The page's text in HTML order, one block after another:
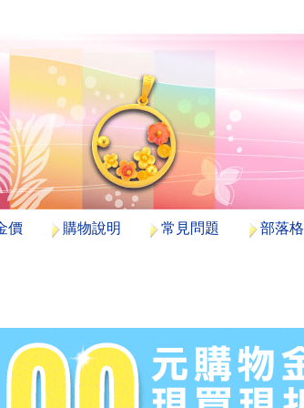
價 購物說明 常見問題 部落格